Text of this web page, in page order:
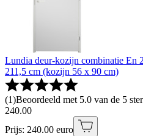
Lundia deur-kozijn combinatie En
211,5 cm (kozijn 56 x 90 cm)
(1)Beoordeeld met 5.0 van de 5
240.00
Prijs: 240.00 euro